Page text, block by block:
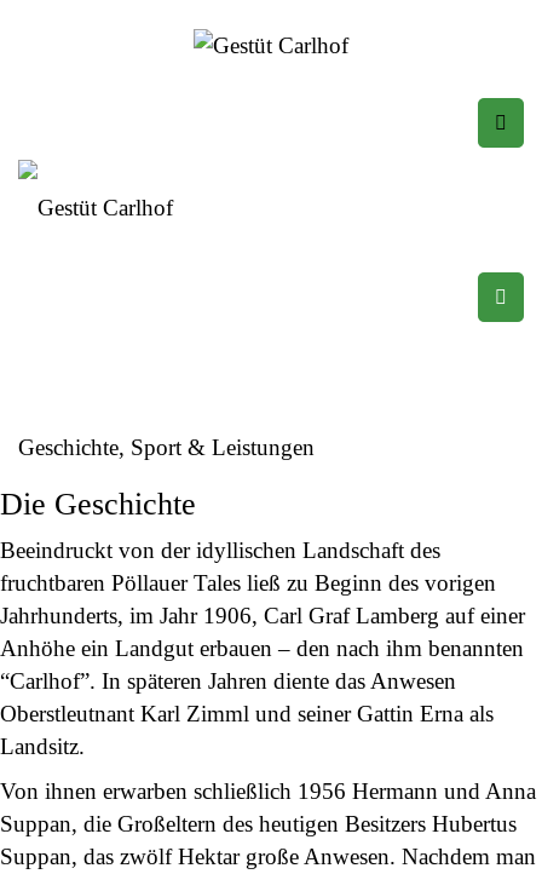
Geschichte, Sport & Leistungen
Die Geschichte
Beeindruckt von der idyllischen Landschaft des
fruchtbaren Pöllauer Tales ließ zu Beginn des vorigen
Jahrhunderts, im Jahr 1906, Carl Graf Lamberg auf einer
Anhöhe ein Landgut erbauen – den nach ihm benannten
“Carlhof”. In späteren Jahren diente das Anwesen
Oberstleutnant Karl Zimml und seiner Gattin Erna als
Landsitz.
Von ihnen erwarben schließlich 1956 Hermann und Anna
Suppan, die Großeltern des heutigen Besitzers Hubertus
Suppan, das zwölf Hektar große Anwesen. Nachdem man